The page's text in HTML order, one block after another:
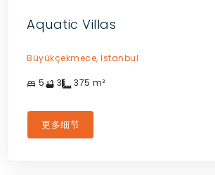
Aquatic Villas
Büyükçekmece, Istanbul
5 3 375 m²
更多细节